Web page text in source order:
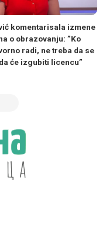
komentarisala izmene
o obrazovanju: ”Ko
radi, ne treba da se
će izgubiti licencu”